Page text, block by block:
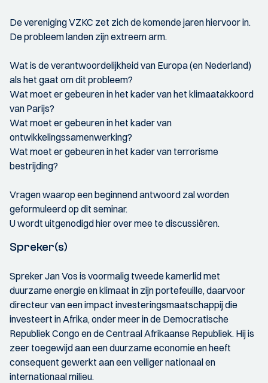
De vereniging VZKC zet zich de komende jaren hiervoor in.
De probleem landen zijn extreem arm.
Wat is de verantwoordelijkheid van Europa (en Nederland)
als het gaat om dit probleem?
Wat moet er gebeuren in het kader van het klimaatakkoord
van Parijs?
Wat moet er gebeuren in het kader van
ontwikkelingssamenwerking?
Wat moet er gebeuren in het kader van terrorisme
bestrijding?
Vragen waarop een beginnend antwoord zal worden
geformuleerd op dit seminar.
U wordt uitgenodigd hier over mee te discussiëren.
Spreker(s)
Spreker Jan Vos is voormalig tweede kamerlid met
duurzame energie en klimaat in zijn portefeuille, daarvoor
directeur van een impact investeringsmaatschappij die
investeert in Afrika, onder meer in de Democratische
Republiek Congo en de Centraal Afrikaanse Republiek. Hij is
zeer toegewijd aan een duurzame economie en heeft
consequent gewerkt aan een veiliger nationaal en
internationaal milieu.